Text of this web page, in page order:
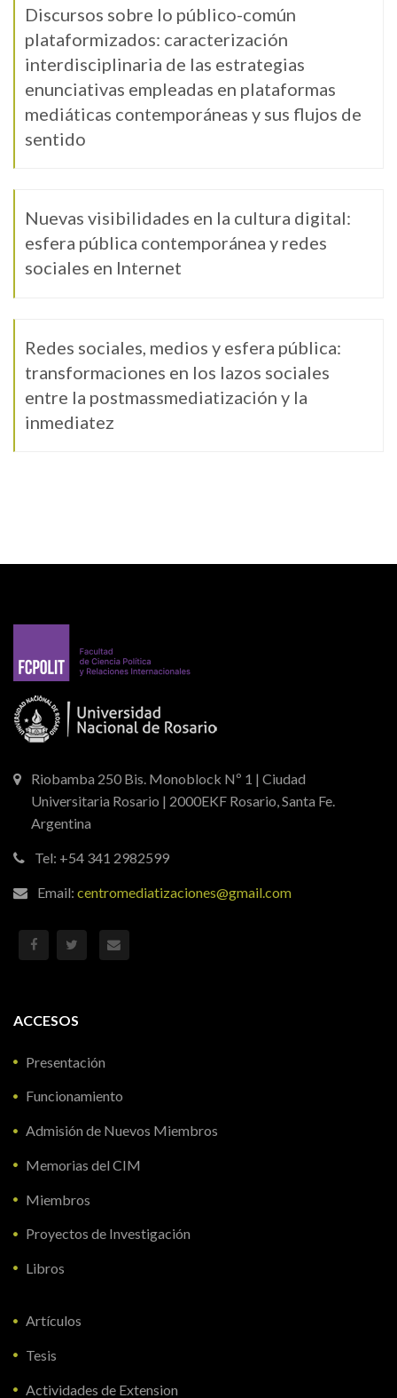
Discursos sobre lo público-común
plataformizados: caracterización
interdisciplinaria de las estrategias
enunciativas empleadas en plataformas
mediáticas contemporáneas y sus flujos de
sentido
Nuevas visibilidades en la cultura digital:
esfera pública contemporánea y redes
sociales en Internet
Redes sociales, medios y esfera pública:
transformaciones en los lazos sociales
entre la postmassmediatización y la
inmediatez
Riobamba 250 Bis. Monoblock Nº 1 | Ciudad
Universitaria Rosario | 2000EKF Rosario, Santa Fe.
Argentina
Tel: +54 341 2982599
Email:centromediatizaciones@gmail.com
ACCESOS
Presentación
Funcionamiento
Admisión de Nuevos Miembros
Memorias del CIM
Miembros
Proyectos de Investigación
Libros
Artículos
Tesis
Actividades de Extension